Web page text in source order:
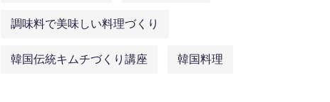
調味料で美味しい料理づくり
韓国伝統キムチづくり講座 韓国料理